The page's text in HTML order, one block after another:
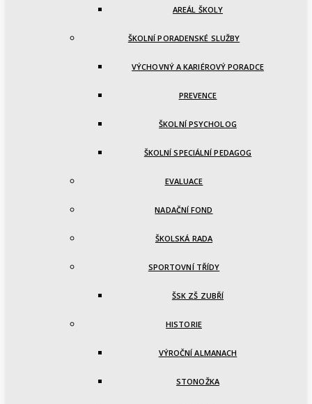
AREÁL ŠKOLY
ŠKOLNÍ PORADENSKÉ SLUŽBY
VÝCHOVNÝ A KARIÉROVÝ PORADCE
PREVENCE
ŠKOLNÍ PSYCHOLOG
ŠKOLNÍ SPECIÁLNÍ PEDAGOG
EVALUACE
NADAČNÍ FOND
ŠKOLSKÁ RADA
SPORTOVNÍ TŘÍDY
ŠSK ZŠ ZUBŘÍ
HISTORIE
VÝROČNÍ ALMANACH
STONOŽKA